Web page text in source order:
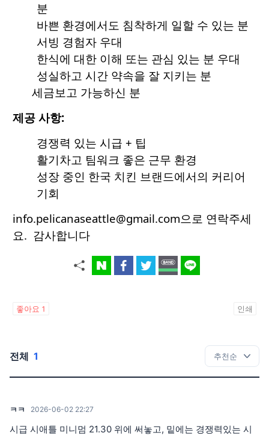
분
바쁜 환경에서도 침착하게 일할 수 있는 분
서빙 경험자 우대
한식에 대한 이해 또는 관심 있는 분 우대
성실하고 시간 약속을 잘 지키는 분
세금보고 가능하신 분
제공 사항:
경쟁력 있는 시급 + 팁
활기차고 팀워크 좋은 근무 환경
성장 중인 한국 치킨 브랜드에서의 커리어
기회
info.pelicanaseattle@gmail.com으로 연락주세
요. 감사합니다
좋아요 1 인쇄
전체 1
ㅋㅋ 2026-06-02 22:27
시급 시애틀 미니멈 21.30 위에 써놓고, 밑에는 경쟁력있는 시